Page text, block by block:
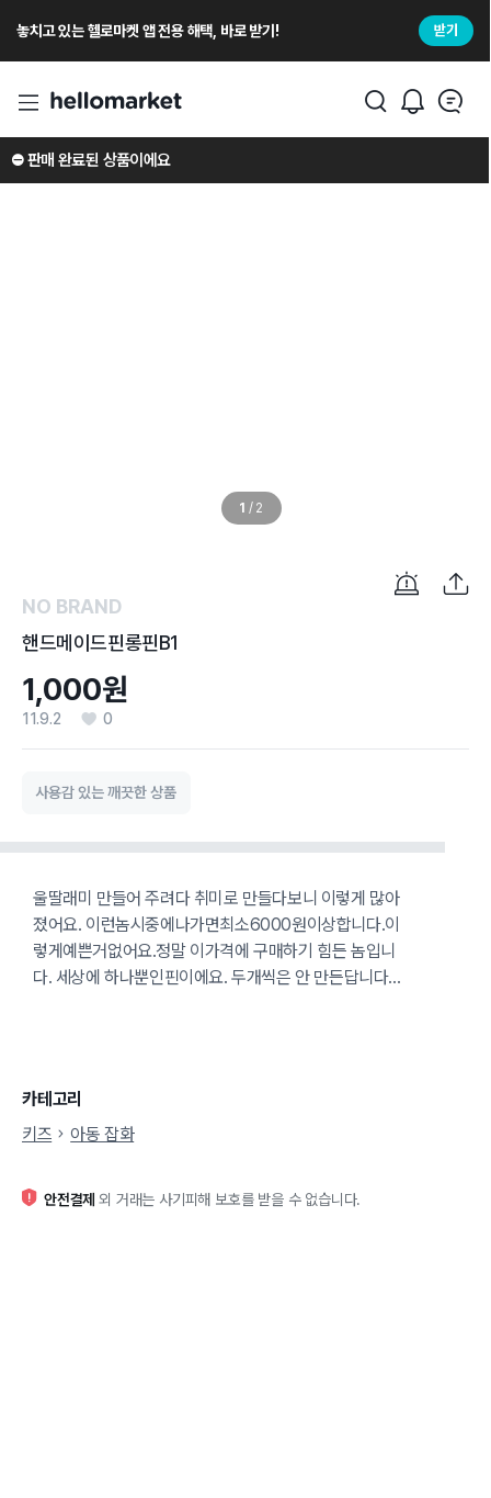
놓치고 있는 헬로마켓 앱 전용 해택, 바로 받기! 받기
1 / 2
⛔️ 판매 완료된 상품이에요
NO BRAND
핸드메이드핀롱핀B1
1,000원
11.9.2 0
사용감 있는 깨끗한 상품
울딸래미 만들어 주려다 취미로 만들다보니 이렇게 많아
졌어요. 이런놈시중에나가면최소6000원이상합니다.이
렇게예쁜거없어요.정말 이가격에 구매하기 힘든 놈입니
다. 세상에 하나뿐인핀이에요. 두개씩은 안 만든답니다...
카테고리
키즈
아동 잡화
안전결제 외 거래는 사기피해 보호를 받을 수 없습니다.